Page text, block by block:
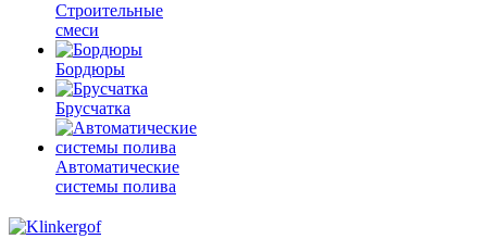
Строительные
смеси
Бордюры
Брусчатка
Автоматические
системы полива